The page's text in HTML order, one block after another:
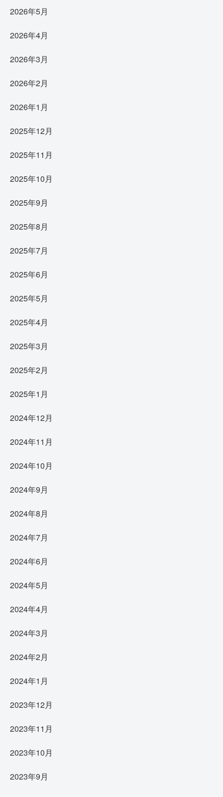
2026年5月
2026年4月
2026年3月
2026年2月
2026年1月
2025年12月
2025年11月
2025年10月
2025年9月
2025年8月
2025年7月
2025年6月
2025年5月
2025年4月
2025年3月
2025年2月
2025年1月
2024年12月
2024年11月
2024年10月
2024年9月
2024年8月
2024年7月
2024年6月
2024年5月
2024年4月
2024年3月
2024年2月
2024年1月
2023年12月
2023年11月
2023年10月
2023年9月